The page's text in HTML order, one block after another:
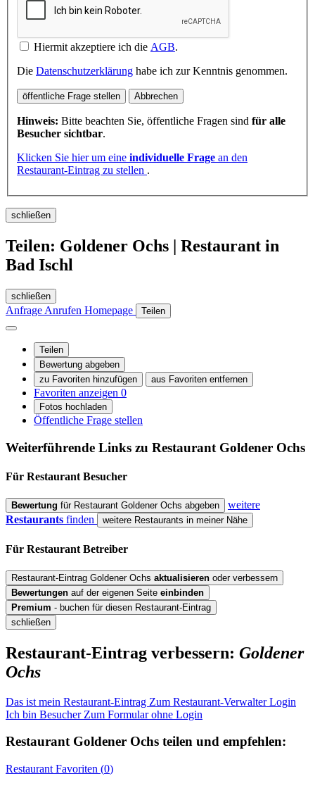
Hiermit akzeptiere ich die AGB.
Die Datenschutzerklärung habe ich zur Kenntnis genommen.
öffentliche Frage stellen Abbrechen
Hinweis: Bitte beachten Sie, öffentliche Fragen sind für alle
Besucher sichtbar.
Klicken Sie hier um eine individuelle Frage an den
Restaurant-Eintrag zu stellen .
schließen
Teilen: Goldener Ochs | Restaurant in
Bad Ischl
schließen
Anfrage Anrufen Homepage Teilen
Teilen
Bewertung abgeben
zu Favoriten hinzufügen
aus Favoriten entfernen
Favoriten anzeigen 0
Fotos hochladen
Öffentliche Frage stellen
Weiterführende Links zu Restaurant Goldener Ochs
Für Restaurant Besucher
Bewertung für Restaurant Goldener Ochs abgeben
weitere
Restaurants finden weitere Restaurants in meiner Nähe
Für Restaurant Betreiber
Restaurant-Eintrag Goldener Ochs aktualisieren oder verbessern
Bewertungen auf der eigenen Seite einbinden
Premium - buchen für diesen Restaurant-Eintrag
schließen
Restaurant-Eintrag verbessern: Goldener
Ochs
Das ist mein Restaurant-Eintrag Zum Restaurant-Verwalter Login
Ich bin Besucher Zum Formular ohne Login
Restaurant Goldener Ochs teilen und empfehlen:
Restaurant Favoriten (0)